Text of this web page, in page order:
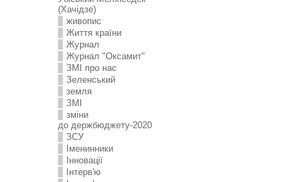
(Хачідзе)
живопис
Життя країни
Журнал
Журнал "Оксамит"
ЗMI про нас
Зеленський
земля
ЗМІ
зміни
до держбюджету-2020
ЗСУ
Іменинники
Інновації
Інтерв'ю